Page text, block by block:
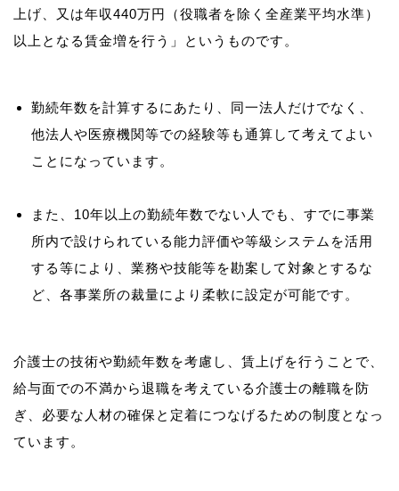
上げ、又は年収440万円（役職者を除く全産業平均水準）
勤続年数を計算するにあたり、同一法人だけでなく、
他法人や医療機関等での経験等も通算して考えてよい
ことになっています。
また、10年以上の勤続年数でない人でも、すでに事業
所内で設けられている能力評価や等級システムを活用
する等により、業務や技能等を勘案して対象とするな
ど、各事業所の裁量により柔軟に設定が可能です。
介護士の技術や勤続年数を考慮し、賃上げを行うことで、
給与面での不満から退職を考えている介護士の離職を防
ぎ、必要な人材の確保と定着につなげるための制度となっ
ています。